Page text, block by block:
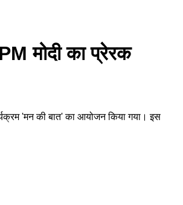
मोदी का प्रेरक
'मन की बात' का आयोजन किया गया। इस